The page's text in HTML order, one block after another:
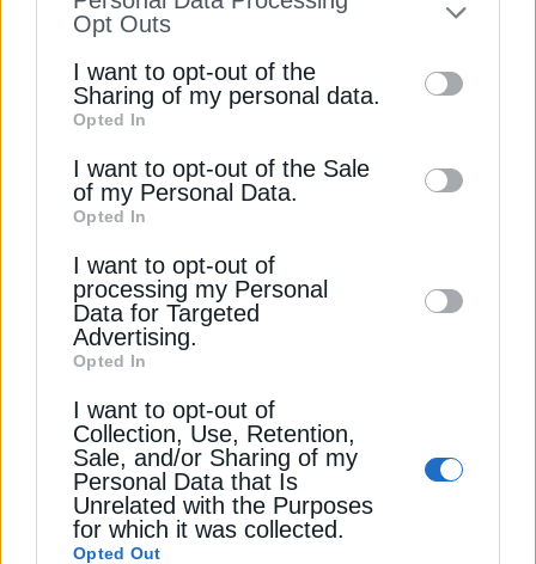
to your opt-out. You may separately opt-out
information by third parties on the IAB’s list
of downstream participants. This
information may also be disclosed by us to
third parties on theIAB’s List of
Downstream Participants
disclose it to other third parties.
Opt Outs
I want to opt-out of the
Sharing of my personal data.
Opted In
I want to opt-out of the Sale
of my Personal Data.
Opted In
I want to opt-out of
processing my Personal
Data for Targeted
Advertising.
Opted In
I want to opt-out of
Collection, Use, Retention,
Sale, and/or Sharing of my
Personal Data that Is
Unrelated with the Purposes
for which it was collected.
Opted Out
επηρεάζει το κλίμα
“Ψήνονται” επενδύσεις από ΗΠΑ στις υποδομές
αερίου Ελλάδας & ΝΑ Ευρώπης
λογαριασμούς ρεύματος
ΚΛΙΜΑΤΙΚΗ ΑΛΛΑΓΗ
ΔΕΊΤΕ ΕΠΊΣΗΣ